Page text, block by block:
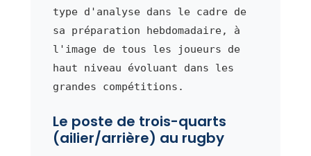
type d'analyse dans le cadre de
sa préparation hebdomadaire, à
l'image de tous les joueurs de
haut niveau évoluant dans les
grandes compétitions.
Le poste de trois-quarts
(ailier/arrière) au rugby